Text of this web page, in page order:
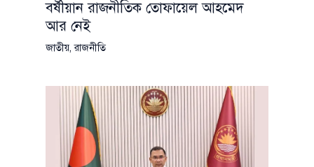
বর্ষীয়ান রাজনীতিক তোফায়েল আহমেদ
আর নেই
জাতীয়,রাজনীতি